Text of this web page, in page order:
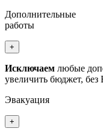
Дополнительные
работы
+
Исключаем любые
увеличить бюджет, без
Эвакуация
+